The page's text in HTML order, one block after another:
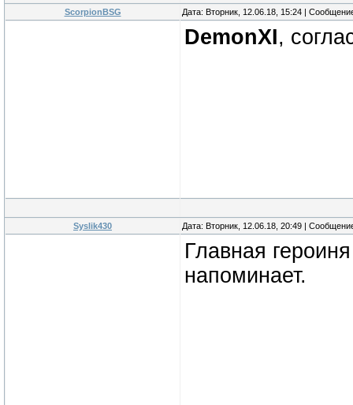
ScorpionBSG Дата: Вторник, 12.06.18, 15:24 |
DemonXI,
Syslik430 Дата: Вторник, 12.06.18, 20:49 |
Главная
напоминает.